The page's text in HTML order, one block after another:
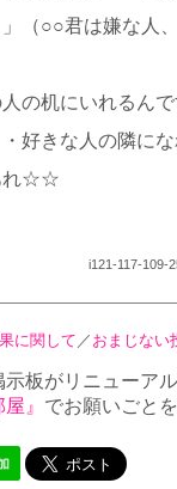
（○○君は嫌な人
の机にいれるんで
好きな人の隣に
れ☆☆
i121-117-109-
に関して ／ おまじない
板がリニューアル
』 でお願いごと